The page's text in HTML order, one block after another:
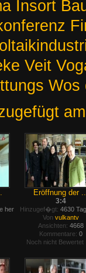
Insort
Veit
Wos
am
her
Eröffnung der
3:4
Hinzugef�gt: 4630
Von vulkantv
Ansichten: 4668
Kommentare: 0
Noch nicht Bewertet